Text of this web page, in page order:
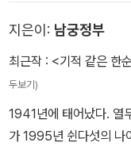
슬램을 달성한 국내 유일무이의 거장. 2012
에타>로 제69회 베니스
했다. 연출 <악어>(1996) <야생동물 보호구역>(1997) <파란 대
1) <나쁜 남자>(2002)
고 봄>(2003) <사마리아>(2004) <빈 집>(2004) <활>(2005)
지은이: 남궁정부
최근작 : <기적 같은 한
두보기)
1941년에 태어났다. 열
가 1995년 쉰다섯의 나